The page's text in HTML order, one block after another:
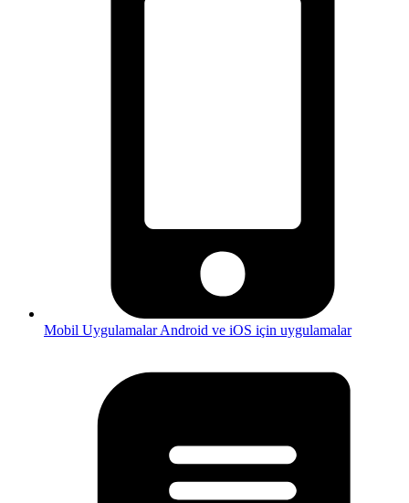
Mobil UygulamalarAndroid ve iOS için uygulamalar